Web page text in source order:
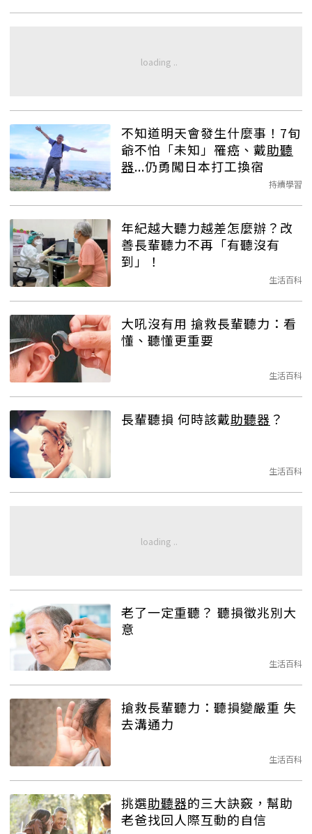
不知道明天會發生什麼事！7旬
爺不怕「未知」罹癌、戴助聽
器...仍勇闖日本打工換宿
持續學習
年紀越大聽力越差怎麼辦？改
善長輩聽力不再「有聽沒有
到」！
生活百科
大吼沒有用 搶救長輩聽力：看
懂、聽懂更重要
生活百科
長輩聽損 何時該戴助聽器 ？
生活百科
老了一定重聽？ 聽損徵兆別大
意
生活百科
搶救長輩聽力：聽損變嚴重 失
去溝通力
生活百科
挑選助聽器的三大訣竅，幫助
老爸找回人際互動的自信